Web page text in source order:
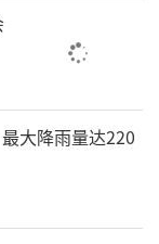
大降雨量达220